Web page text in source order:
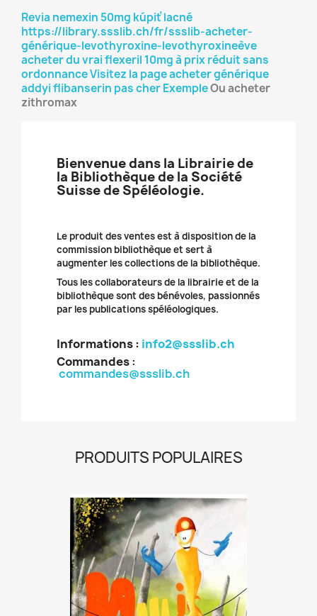
Revia nemexin 50mg kúpiť lacné
https://library.ssslib.ch/fr/ssslib-acheter-
générique-levothyroxine-levothyroxineève
acheter du vrai flexeril 10mg à prix réduit sans
ordonnanceVisitez la pageacheter générique
addyi flibanserin pas cherExempleOu acheter
zithromax
Bienvenue dans la Librairie de
la Bibliothèque de la Société
Suisse de Spéléologie.
Le produit des ventes est à disposition de la
commission bibliothèque et sert à
augmenter les collections de la bibliothèque.
Tous les collaborateurs de la librairie et de la
bibliothèque sont des bénévoles, passionnés
par les publications spéléologiques.
Informations : info2@ssslib.ch
Commandes:
commandes@ssslib.ch
PRODUITS POPULAIRES